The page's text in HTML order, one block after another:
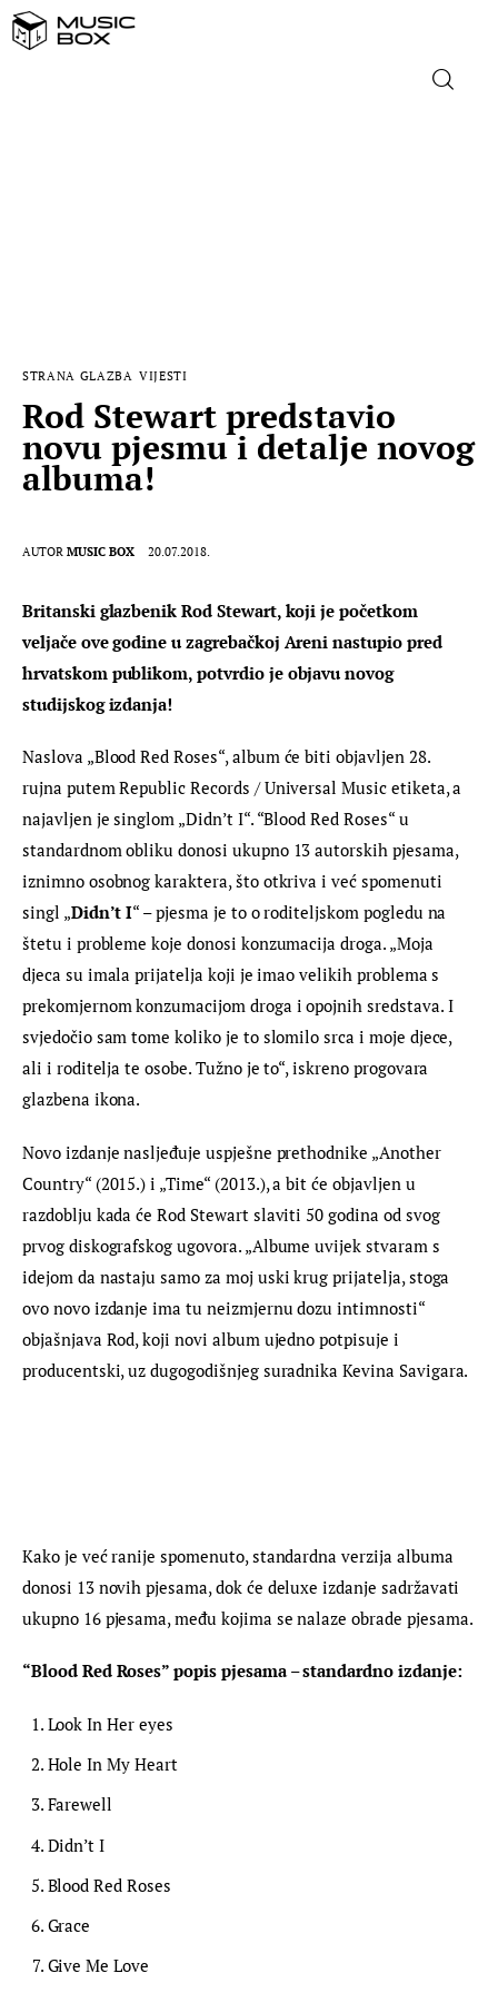
MUSIC BOX
STRANA GLAZBA VIJESTI
Rod Stewart predstavio
novu pjesmu i detalje novog
albuma!
AUTOR MUSIC BOX 20.07.2018.
Britanski glazbenik Rod Stewart, koji je početkom
veljače ove godine u zagrebačkoj Areni nastupio pred
hrvatskom publikom, potvrdio je objavu novog
studijskog izdanja!
Naslova „Blood Red Roses“, album će biti objavljen 28.
rujna putem Republic Records / Universal Music etiketa, a
najavljen je singlom „Didn’t I“. “Blood Red Roses“ u
standardnom obliku donosi ukupno 13 autorskih pjesama,
iznimno osobnog karaktera, što otkriva i već spomenuti
singl „Didn’t I“ – pjesma je to o roditeljskom pogledu na
štetu i probleme koje donosi konzumacija droga. „Moja
djeca su imala prijatelja koji je imao velikih problema s
prekomjernom konzumacijom droga i opojnih sredstava. I
svjedočio sam tome koliko je to slomilo srca i moje djece,
ali i roditelja te osobe. Tužno je to“, iskreno progovara
glazbena ikona.
Novo izdanje nasljeđuje uspješne prethodnike „Another
Country“ (2015.) i „Time“ (2013.), a bit će objavljen u
razdoblju kada će Rod Stewart slaviti 50 godina od svog
prvog diskografskog ugovora. „Albume uvijek stvaram s
idejom da nastaju samo za moj uski krug prijatelja, stoga
ovo novo izdanje ima tu neizmjernu dozu intimnosti“
objašnjava Rod, koji novi album ujedno potpisuje i
producentski, uz dugogodišnjeg suradnika Kevina Savigara.
Kako je već ranije spomenuto, standardna verzija albuma
donosi 13 novih pjesama, dok će deluxe izdanje sadržavati
ukupno 16 pjesama, među kojima se nalaze obrade pjesama.
“Blood Red Roses” popis pjesama – standardno izdanje:
Look In Her eyes
Hole In My Heart
Farewell
Didn’t I
Blood Red Roses
Grace
Give Me Love